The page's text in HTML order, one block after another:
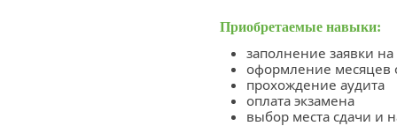
Приобретаемые навыки:
заполнение заявки на
оформление месяцев
прохождение аудита
оплата экзамена
выбор места сдачи и